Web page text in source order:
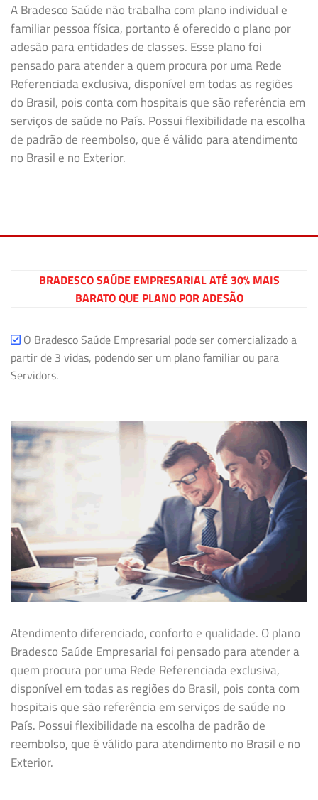
A Bradesco Saúde não trabalha com plano individual e
familiar pessoa física, portanto é oferecido o plano por
adesão para entidades de classes. Esse plano foi
pensado para atender a quem procura por uma Rede
Referenciada exclusiva, disponível em todas as regiões
do Brasil, pois conta com hospitais que são referência em
serviços de saúde no País. Possui flexibilidade na escolha
de padrão de reembolso, que é válido para atendimento
no Brasil e no Exterior.
BRADESCO SAÚDE EMPRESARIAL ATÉ 30% MAIS
BARATO QUE PLANO POR ADESÃO
O Bradesco Saúde Empresarial pode ser comercializado a
partir de 3 vidas, podendo ser um plano familiar ou para
Servidors.
Atendimento diferenciado, conforto e qualidade. O plano
Bradesco Saúde Empresarial foi pensado para atender a
quem procura por uma Rede Referenciada exclusiva,
disponível em todas as regiões do Brasil, pois conta com
hospitais que são referência em serviços de saúde no
País. Possui flexibilidade na escolha de padrão de
reembolso, que é válido para atendimento no Brasil e no
Exterior.